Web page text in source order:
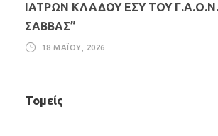
ΙΑΤΡΩΝ ΚΛΑΔΟΥ ΕΣΥ ΤΟΥ
ΣΑΒΒΑΣ”
18 ΜΑΪ́ΟΥ, 2026
Τομείς